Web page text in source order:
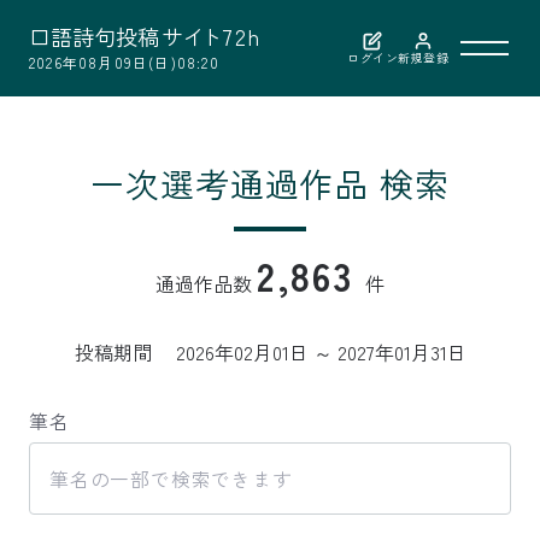
口語詩句投稿サイト72h
2026年08月09日(日)08:20 ログイン新規登録
お問い合わせ
一次選考通過作品 検索
通過作品数 2,863 件
投稿期間 2026年02月01日 ～ 2027年01月31日
筆名